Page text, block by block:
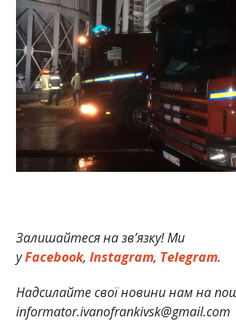
Залишайтеся на зв’язку! Ми
уFacebook, Instagram, Telegram.
Надсилайте свої новини нам на
informator.ivanofrankivsk@gmail.com